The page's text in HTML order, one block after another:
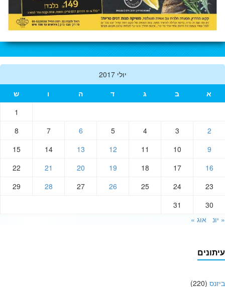
יולי 2017
10
12
13
14
15
16
17
18
19
20
22
23
24
25
26
27
28
29
30
אוג »
(220)